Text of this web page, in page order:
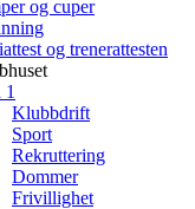
og cuper
og trenerattesten
Klubbdrift
Sport
Rekruttering
Dommer
Frivillighet